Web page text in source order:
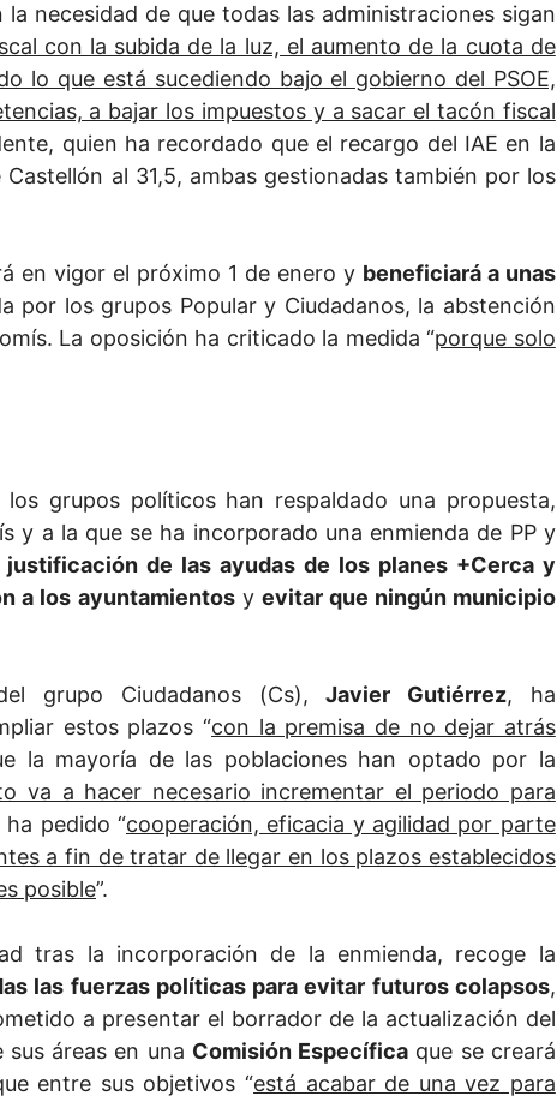
necesidad de que todas las administraciones sigan
con la subida de la luz, el aumento de la cuota de
lo que está sucediendo bajo el gobierno del PSOE,
a bajar los impuestos y a sacar el tacón fiscal
quien ha recordado que el recargo del IAE en la
al 31,5, ambas gestionadas también por los
en vigor el próximo 1 de enero y beneficiará a unas
por los grupos Popular y Ciudadanos, la abstención
La oposición ha criticado la medida “porque solo
grupos políticos han respaldado una propuesta,
y a la que se ha incorporado una enmienda de PP y
de las ayudas de los planes +Cerca y
a los ayuntamientosy evitar que ningún municipio
grupo Ciudadanos (Cs),Javier Gutiérrez, ha
estos plazos “con la premisa de no dejar atrás
la mayoría de las poblaciones han optado por la
va a hacer necesario incrementar el periodo para
ha pedido “cooperación, eficacia y agilidad por parte
a fin de tratar de llegar en los plazos establecidos
posible”.
tras la incorporación de la enmienda, recoge la
las fuerzas políticas para evitar futuros colapsos,
a presentar el borrador de la actualización del
áreas en una Comisión Específica que se creará
entre sus objetivos “está acabar de una vez para